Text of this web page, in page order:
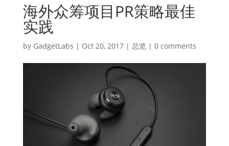
海外众筹项目PR策略最佳
实践
by GadgetLabs | Oct 20, 2017| 总览| 0 comments